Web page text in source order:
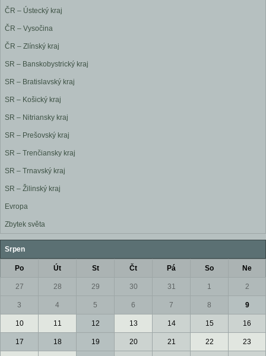
ČR – Ústecký kraj
ČR – Vysočina
ČR – Zlínský kraj
SR – Banskobystrický kraj
SR – Bratislavský kraj
SR – Košický kraj
SR – Nitriansky kraj
SR – Prešovský kraj
SR – Trenčiansky kraj
SR – Trnavský kraj
SR – Žilinský kraj
Evropa
Zbytek světa
Srpen
Po Út St Čt Pá So Ne
27 28 29 30 31 1 2
3 4 5 6 7 8 9
10 11 12 13 14 15 16
17 18 19 20 21 22 23